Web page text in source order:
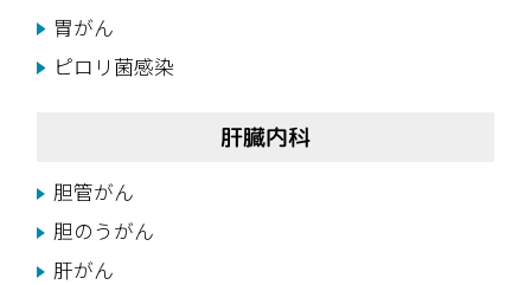
胃がん
ピロリ菌感染
肝臓内科
胆管がん
胆のうがん
肝がん